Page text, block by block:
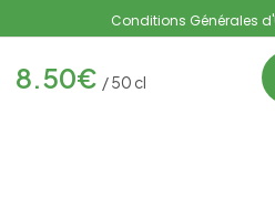
8.50€ /50 cl
Conditions Générales
Protection des données
©